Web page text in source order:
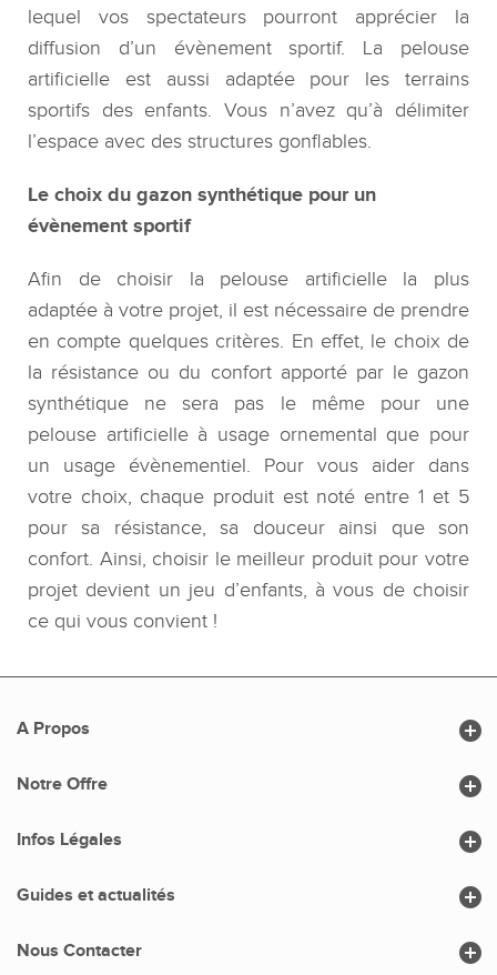
lequel vos spectateurs pourront apprécier la
diffusion d’un évènement sportif. La pelouse
artificielle est aussi adaptée pour les terrains
sportifs des enfants. Vous n’avez qu’à délimiter
l’espace avec des structures gonflables.
Le choix du gazon synthétique pour un
évènement sportif
Afin de choisir la pelouse artificielle la plus
adaptée à votre projet, il est nécessaire de prendre
en compte quelques critères. En effet, le choix de
la résistance ou du confort apporté par le gazon
synthétique ne sera pas le même pour une
pelouse artificielle à usage ornemental que pour
un usage évènementiel. Pour vous aider dans
votre choix, chaque produit est noté entre 1 et 5
pour sa résistance, sa douceur ainsi que son
confort. Ainsi, choisir le meilleur produit pour votre
projet devient un jeu d’enfants, à vous de choisir
ce qui vous convient !
A Propos 
Notre Offre 
Nous Contacter 
Infos Légales 
Guides et actualités 